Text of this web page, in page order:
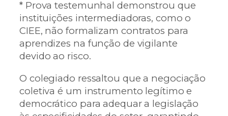
* Prova testemunhal demonstrou que
instituições intermediadoras, como o
CIEE, não formalizam contratos para
aprendizes na função de vigilante
devido ao risco.
O colegiado ressaltou que a negociação
coletiva é um instrumento legítimo e
democrático para adequar a legislação